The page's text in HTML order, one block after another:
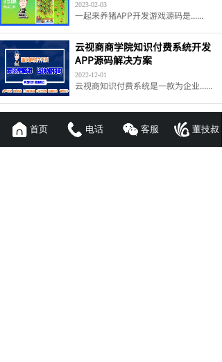
2023-02-03
一起来养猪APP开发游戏源码是......
云视商商学院知识付费系统开发
APP源码解决方案
2022-12-01
云视商知识付费系统是一款为企业......
重要
首页 电话 客服 董技叔